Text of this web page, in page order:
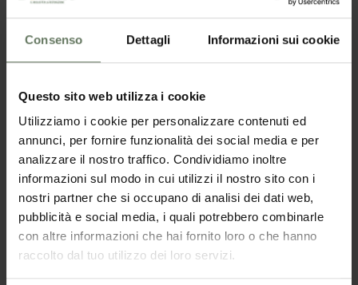
Consenso Dettagli Informazioni sui cookie
Questo sito web utilizza i cookie
Utilizziamo i cookie per personalizzare contenuti ed
annunci, per fornire funzionalità dei social media e per
analizzare il nostro traffico. Condividiamo inoltre
informazioni sul modo in cui utilizzi il nostro sito con i
nostri partner che si occupano di analisi dei dati web,
pubblicità e social media, i quali potrebbero combinarle
con altre informazioni che hai fornito loro o che hanno
raccolto dal tuo utilizzo dei loro servizi.
Olio Extra Vergine di Oliva Amabile per Horeca
https://www.dogusto.it/it-it/olio-extra-vergine-di-oliva-
amabile.aspx
Prodotti > Oli > Olio Extra Vergine di Oliva Amabile Olio Extra
Vergine di Oliva Amabile Un blend di olio extra vergine di oliva
100% italiano nato per agevolare il ristoratore nell’abbinamento
più adatto Amabile è infatti particolarmente indicato per piatti